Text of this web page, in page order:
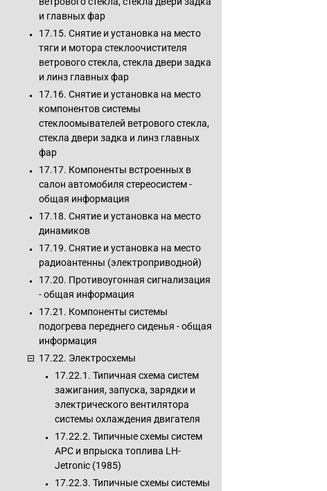
и главных фар
17.15. Снятие и установка на место
тяги и мотора стеклоочистителя
ветрового стекла, стекла двери задка
и линз главных фар
17.16. Снятие и установка на место
компонентов системы
стеклоомывателей ветрового стекла,
стекла двери задка и линз главных
фар
17.17. Компоненты встроенных в
салон автомобиля стереосистем -
общая информация
17.18. Снятие и установка на место
динамиков
17.19. Снятие и установка на место
радиоантенны (электроприводной)
17.20. Противоугонная сигнализация
- общая информация
17.21. Компоненты системы
подогрева переднего сиденья - общая
информация
17.22. Электросхемы
17.22.1. Типичная схема систем
зажигания, запуска, зарядки и
электрического вентилятора
системы охлаждения двигателя
17.22.2. Типичные схемы систем
APC и впрыска топлива LH-
Jetronic (1985)
17.22.3. Типичные схемы системы